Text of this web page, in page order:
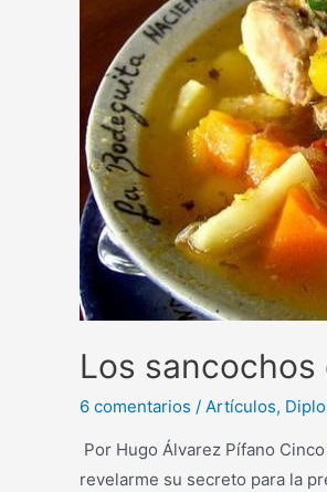
Los sancochos
6 comentarios / Artículos,
Por Hugo Álvarez Pífano
revelarme su secreto para la